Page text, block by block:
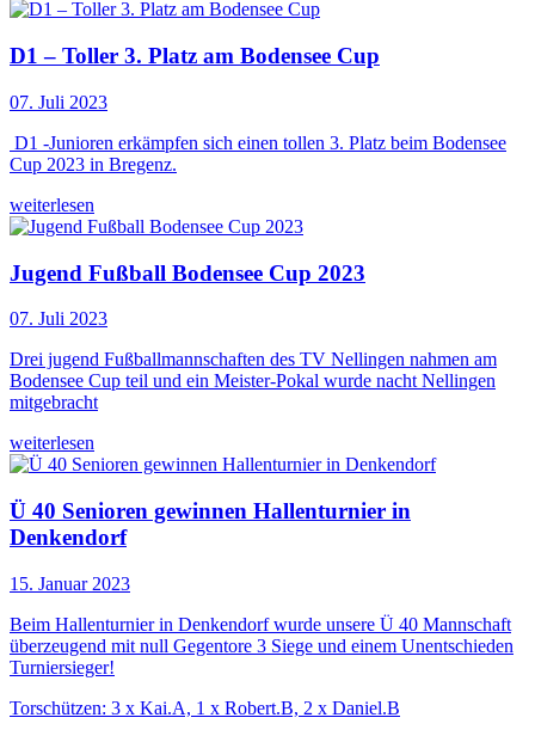
D1 – Toller 3. Platz am Bodensee Cup
07. Juli 2023
D1 -Junioren erkämpfen sich einen tollen 3. Platz beim Bodensee
Cup 2023 in Bregenz.
weiterlesen
Jugend Fußball Bodensee Cup 2023
07. Juli 2023
Drei jugend Fußballmannschaften des TV Nellingen nahmen am
Bodensee Cup teil und ein Meister-Pokal wurde nacht Nellingen
mitgebracht
weiterlesen
Ü 40 Senioren gewinnen Hallenturnier in
Denkendorf
15. Januar 2023
Beim Hallenturnier in Denkendorf wurde unsere Ü 40 Mannschaft
überzeugend mit null Gegentore 3 Siege und einem Unentschieden
Turniersieger!
Torschützen: 3 x Kai.A, 1 x Robert.B, 2 x Daniel.B